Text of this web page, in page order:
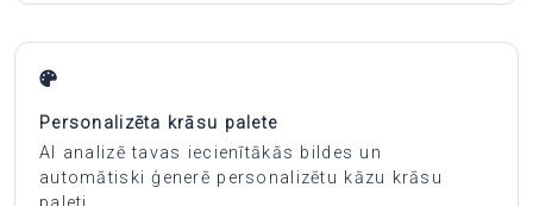
Personalizēta krāsu palete
AI analizē tavas iecienītākās bildes un
automātiski ģenerē personalizētu kāzu krāsu